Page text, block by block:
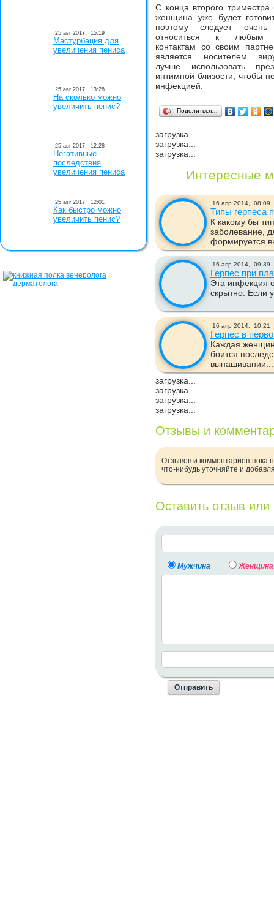
С конца второго триместра
женщина уже будет
поэтому следует очень
относиться к любым
контактам со своим
является носителем
лучше использовать
интимной близости, чтобы
инфекцией.
Поделиться…
загрузка...
загрузка...
загрузка...
Интересные
16 апр 2014, 08:09
Типы герпеса
К какому бы
заболевание,
формируется
16 апр 2014, 09:39
Герпес при
Эта инфекция
скрытно. Если
16 апр 2014, 10:21
Герпес в
Каждая
боится
вынашивании...
загрузка...
загрузка...
загрузка...
загрузка...
Отзывы и
Отзывов и комментариев пока
что-нибудь уточняйте и
Оставить отзыв
Мужчина Женщина
25 авг 2017, 15:19
Мастурбация для
увеличения пениса
25 авг 2017, 13:28
На сколько можно
увеличить пенис?
25 авг 2017, 12:28
Негативные
последствия
увеличения пениса
25 авг 2017, 12:01
Как быстро можно
увеличить пенис?